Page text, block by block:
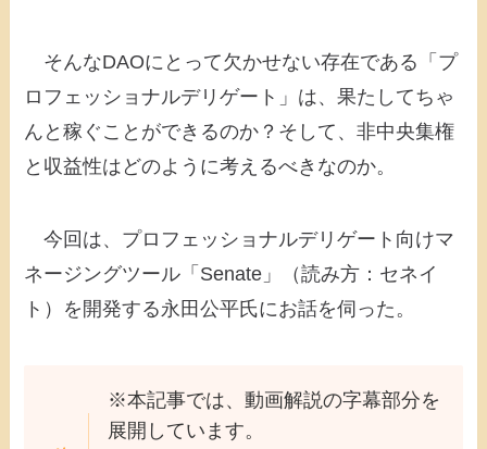
そんなDAOにとって欠かせない存在である「プ
ロフェッショナルデリゲート」は、果たしてちゃ
んと稼ぐことができるのか？そして、非中央集権
と収益性はどのように考えるべきなのか。
今回は、プロフェッショナルデリゲート向けマ
ネージングツール「Senate」（読み方：セネイ
ト）を開発する永田公平氏にお話を伺った。
※本記事では、動画解説の字幕部分を
展開しています。